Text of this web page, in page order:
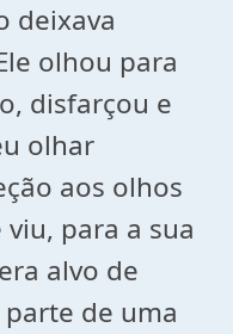
deixava
olhou para
disfarçou e
olhar
aos olhos
para a sua
alvo de
de uma